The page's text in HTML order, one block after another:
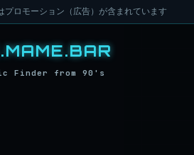
プロモーション（広告）が含まれています